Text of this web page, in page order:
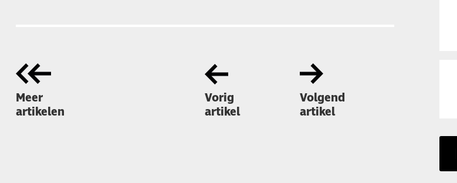
Meer
artikelen
Vorig
artikel
Volgend
artikel